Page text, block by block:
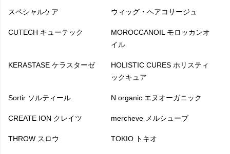
スペシャルケア ウィッグ・ヘアコサージュ
CUTECH キューテック
MOROCCANOIL モロッカンオ
イル
KERASTASE ケラスターゼ
HOLISTIC CURES ホリスティ
ックキュア
Sortir ソルティール N organic エヌオーガニック
CREATE ION クレイツ mercheve メルシューブ
THROW スロウ TOKIO トキオ